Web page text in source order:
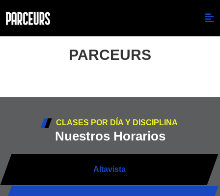
PARCEURS
CLASES POR DÍA Y DISCIPLINA
Nuestros Horarios
Altavista